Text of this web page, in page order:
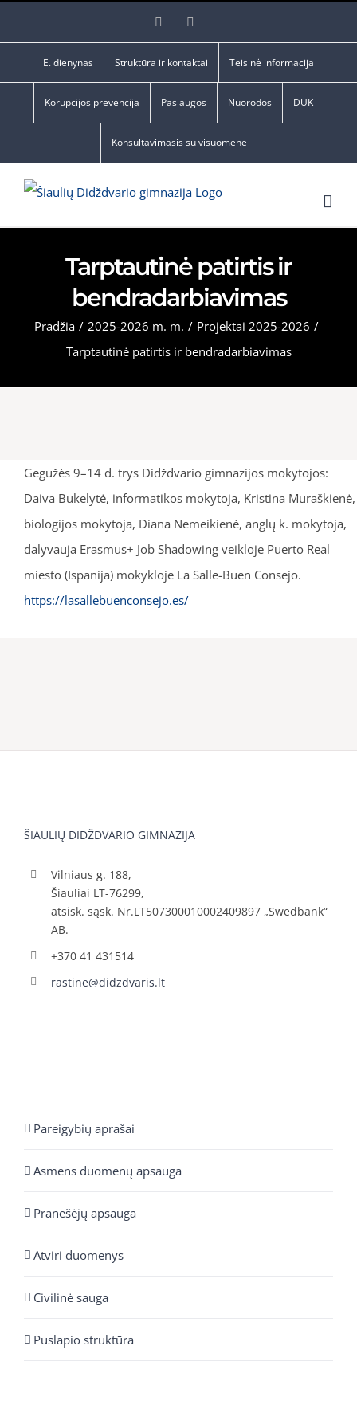
Facebook
E. dienynas Struktūra ir kontaktai Teisinė informacija
Korupcijos prevencija Paslaugos Nuorodos DUK
Konsultavimasis su visuomene
Tarptautinė patirtis ir
bendradarbiavimas
Pradžia / 2025-2026 m. m. / Projektai 2025-2026 /
Tarptautinė patirtis ir bendradarbiavimas
Gegužės 9–14 d. trys Didždvario gimnazijos mokytojos:
Daiva Bukelytė, informatikos mokytoja, Kristina Muraškienė,
biologijos mokytoja, Diana Nemeikienė, anglų k. mokytoja,
dalyvauja Erasmus+ Job Shadowing veikloje Puerto Real
miesto (Ispanija) mokykloje La Salle-Buen Consejo.
https://lasallebuenconsejo.es/
ŠIAULIŲ DIDŽDVARIO GIMNAZIJA
Vilniaus g. 188,
Šiauliai LT-76299,
atsisk. sąsk. Nr.LT507300010002409897 „Swedbank“
AB.
+370 41 431514
rastine@didzdvaris.lt
Pareigybių aprašai
Asmens duomenų apsauga
Pranešėjų apsauga
Atviri duomenys
Civilinė sauga
Puslapio struktūra